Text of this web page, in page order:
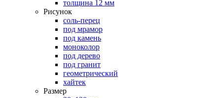
толщина 12 мм
Рисунок
соль-перец
под мрамор
под камень
моноколор
под дерево
под гранит
геометрический
хайтек
Размер